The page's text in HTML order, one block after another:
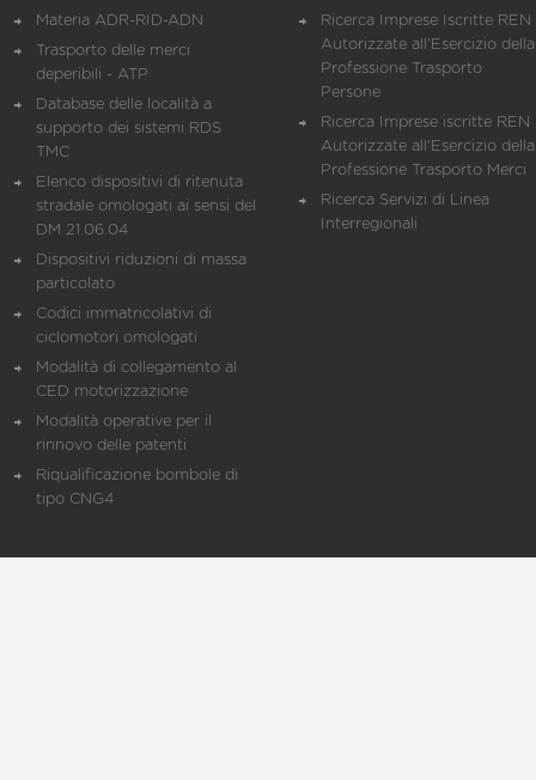
Materia ADR-RID-ADN
Trasporto delle merci
deperibili - ATP
Database delle località a
supporto dei sistemi RDS
TMC
Elenco dispositivi di ritenuta
stradale omologati ai sensi del
DM 21.06.04
Dispositivi riduzioni di massa
particolato
Codici immatricolativi di
ciclomotori omologati
Modalità di collegamento al
CED motorizzazione
Modalità operative per il
rinnovo delle patenti
Riqualificazione bombole di
tipo CNG4
Ricerca Imprese Iscritte REN
Autorizzate all'Esercizio della
Professione Trasporto
Persone
Ricerca Imprese iscritte REN
Autorizzate all'Esercizio della
Professione Trasporto Merci
Ricerca Servizi di Linea
Interregionali